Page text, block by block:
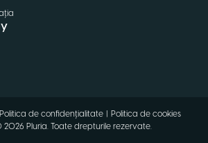
2026 Pluria. Toate drepturile rezervate.
Politica de confidențialitate Politica de cookies